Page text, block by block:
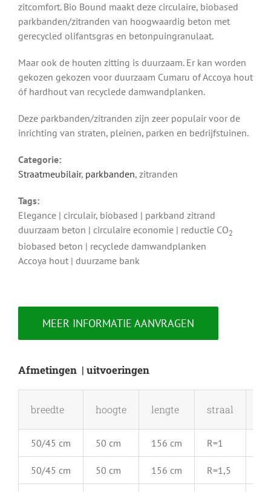
zitcomfort. Bio Bound maakt deze circulaire, biobased
parkbanden/zitranden van hoogwaardig beton met
gerecycled olifantsgras en betonpuingranulaat.
Maar ook de houten zitting is duurzaam. Er kan worden
gekozen gekozen voor duurzaam Cumaru of Accoya hout
óf hardhout van recyclede damwandplanken.
Deze parkbanden/zitranden zijn zeer populair voor de
inrichting van straten, pleinen, parken en bedrijfstuinen.
Categorie:
Straatmeubilair, parkbanden, zitranden
Tags:
Elegance | circulair, biobased | parkband zitrand
duurzaam beton | circulaire economie | reductie CO2
biobased beton | recyclede damwandplanken
Accoya hout | duurzame bank
MEER INFORMATIE AANVRAGEN
Afmetingen | uitvoeringen
breedte hoogte lengte straal
50/45 cm 50 cm 156 cm R=1
50/45 cm 50 cm 156 cm R=1,5